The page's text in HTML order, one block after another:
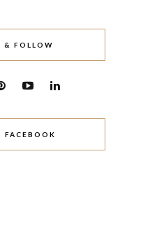
& FOLLOW
FACEBOOK